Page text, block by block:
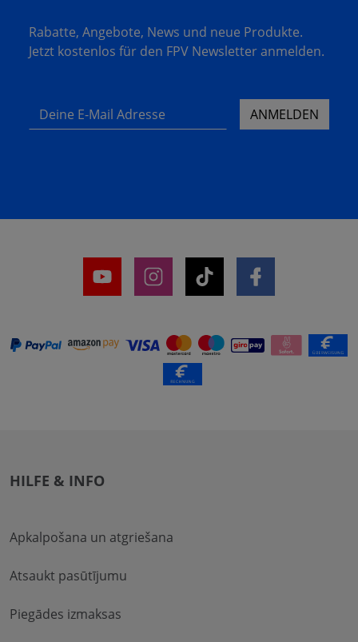
Rabatte, Angebote, News und neue Produkte.
Jetzt kostenlos für den FPV Newsletter anmelden.
Deine E-Mail Adresse ANMELDEN
HILFE & INFO
Apkalpošana un atgriešana
Atsaukt pasūtījumu
Piegādes izmaksas